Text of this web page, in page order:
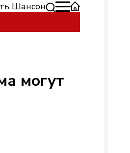
Шансон
могут